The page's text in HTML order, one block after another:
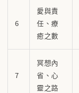
6
愛與責
任、療
癒之數
7
冥想內
省、心
靈之路